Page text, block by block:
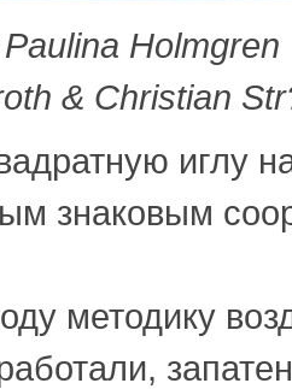
& Christian
иглу
знаковым
методику